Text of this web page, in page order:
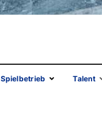
Spielbetrieb Talent